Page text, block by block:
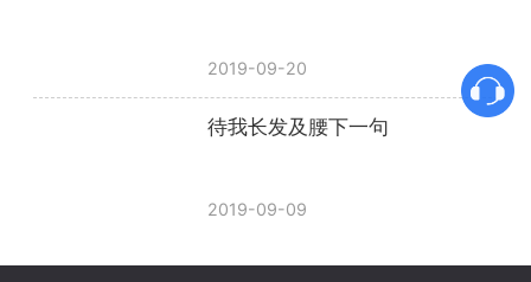
2019-09-20
待我长发及腰下一句
2019-09-09